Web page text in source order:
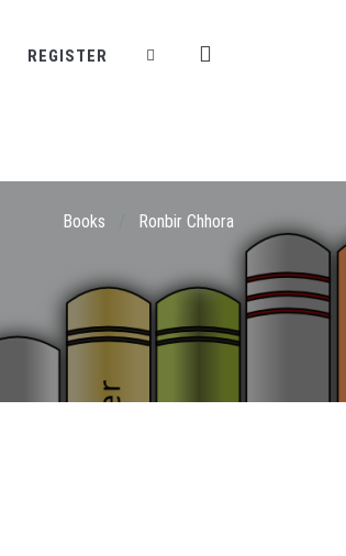
REGISTER
Books Ronbir Chhora